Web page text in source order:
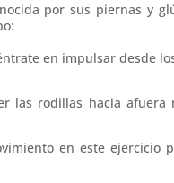
por sus piernas y
en impulsar desde
las rodillas hacia afuera
en este ejercicio